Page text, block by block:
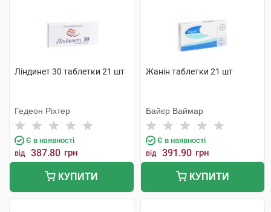
Ліндинет 30 таблетки 21 шт
Гедеон Ріхтер
Є в наявності
від 387.80 грн
КУПИТИ
Жанін таблетки 21 шт
Байєр Ваймар
Є в наявності
від 391.90 грн
КУПИТИ